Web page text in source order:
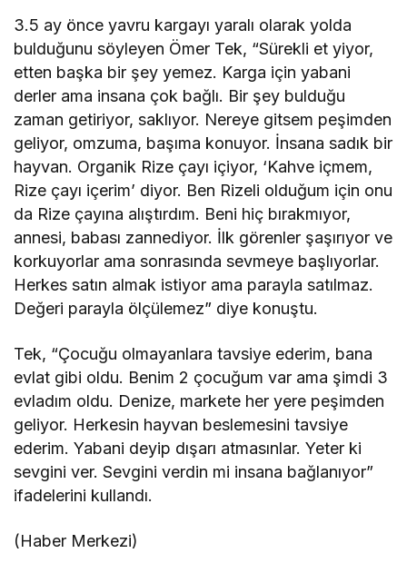
3.5 ay önce yavru kargayı yaralı olarak yolda
bulduğunu söyleyen Ömer Tek, “Sürekli et yiyor,
etten başka bir şey yemez. Karga için yabani
derler ama insana çok bağlı. Bir şey bulduğu
zaman getiriyor, saklıyor. Nereye gitsem peşimden
geliyor, omzuma, başıma konuyor. İnsana sadık bir
hayvan. Organik Rize çayı içiyor, ‘Kahve içmem,
Rize çayı içerim’ diyor. Ben Rizeli olduğum için onu
da Rize çayına alıştırdım. Beni hiç bırakmıyor,
annesi, babası zannediyor. İlk görenler şaşırıyor ve
korkuyorlar ama sonrasında sevmeye başlıyorlar.
Herkes satın almak istiyor ama parayla satılmaz.
Değeri parayla ölçülemez” diye konuştu.
Tek, “Çocuğu olmayanlara tavsiye ederim, bana
evlat gibi oldu. Benim 2 çocuğum var ama şimdi 3
evladım oldu. Denize, markete her yere peşimden
geliyor. Herkesin hayvan beslemesini tavsiye
ederim. Yabani deyip dışarı atmasınlar. Yeter ki
sevgini ver. Sevgini verdin mi insana bağlanıyor”
ifadelerini kullandı.
(Haber Merkezi)